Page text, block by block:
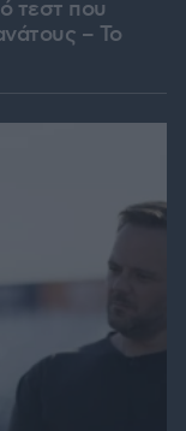
τεστ που
– Το